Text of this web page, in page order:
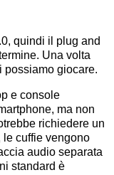
quindi il plug and
Una volta
possiamo giocare.
e console
ma non
richiedere un
le cuffie vengono
audio separata
standard è